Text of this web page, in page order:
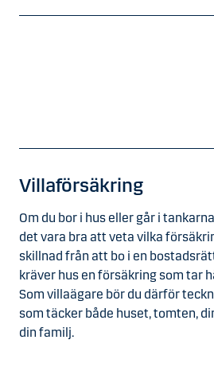
Villaförsäkring
Om du bor i hus eller går i
det vara bra att veta vilka
skillnad från att bo i en
kräver hus en försäkring som tar
Som villaägare bör du därför
som täcker både huset, tomten,
din familj.